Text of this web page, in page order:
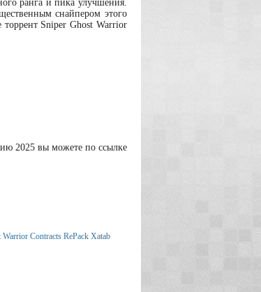
ранга и пика улучшения.
снайпером этого
Sniper Ghost Warrior
2025 вы можете по ссылке